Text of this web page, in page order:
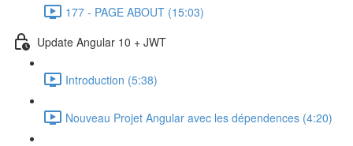
177 - PAGE ABOUT (15:03)
Update Angular 10 + JWT
Introduction (5:38)
Nouveau Projet Angular avec les dépendences (4:20)